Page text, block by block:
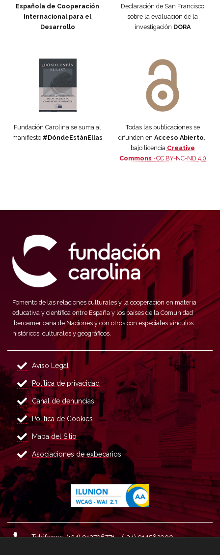
Española de Cooperación
Internacional para el
Desarrollo
Declaración de San Francisco
sobre la evaluación de la
investigación DORA
Fundación Carolina se suma al
manifiesto #DóndeEstánEllas
Todas las publicaciones se
difunden en Acceso Abierto,
bajo licencia Creative
Commons · CC BY-NC-ND 4.0
Fomento de las relaciones culturales y la cooperación en materia
educativa y científica entre España y los países de la Comunidad
Iberoamericana de Naciones y con otros con especiales vínculos
históricos, culturales y geográficos.
Aviso Legal
Política de privacidad
Canal de denuncias
Política de Cookies
Mapa del Sitio
Asociaciones de exbecarios
Teléfonos: (+34) 913796771 - (+34) 914562900